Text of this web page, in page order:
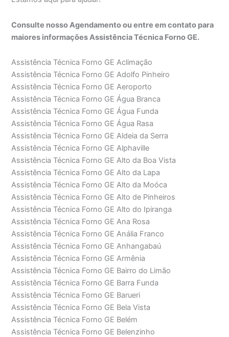
Consulte nosso Agendamento ou entre em contato para
maiores informações Assistência Técnica Forno GE.
Assistência Técnica Forno GE Aclimação
Assistência Técnica Forno GE Adolfo Pinheiro
Assistência Técnica Forno GE Aeroporto
Assistência Técnica Forno GE Água Branca
Assistência Técnica Forno GE Água Funda
Assistência Técnica Forno GE Água Rasa
Assistência Técnica Forno GE Aldeia da Serra
Assistência Técnica Forno GE Alphaville
Assistência Técnica Forno GE Alto da Boa Vista
Assistência Técnica Forno GE Alto da Lapa
Assistência Técnica Forno GE Alto da Moóca
Assistência Técnica Forno GE Alto de Pinheiros
Assistência Técnica Forno GE Alto do Ipiranga
Assistência Técnica Forno GE Ana Rosa
Assistência Técnica Forno GE Anália Franco
Assistência Técnica Forno GE Anhangabaú
Assistência Técnica Forno GE Armênia
Assistência Técnica Forno GE Bairro do Limão
Assistência Técnica Forno GE Barra Funda
Assistência Técnica Forno GE Barueri
Assistência Técnica Forno GE Bela Vista
Assistência Técnica Forno GE Belém
Assistência Técnica Forno GE Belenzinho